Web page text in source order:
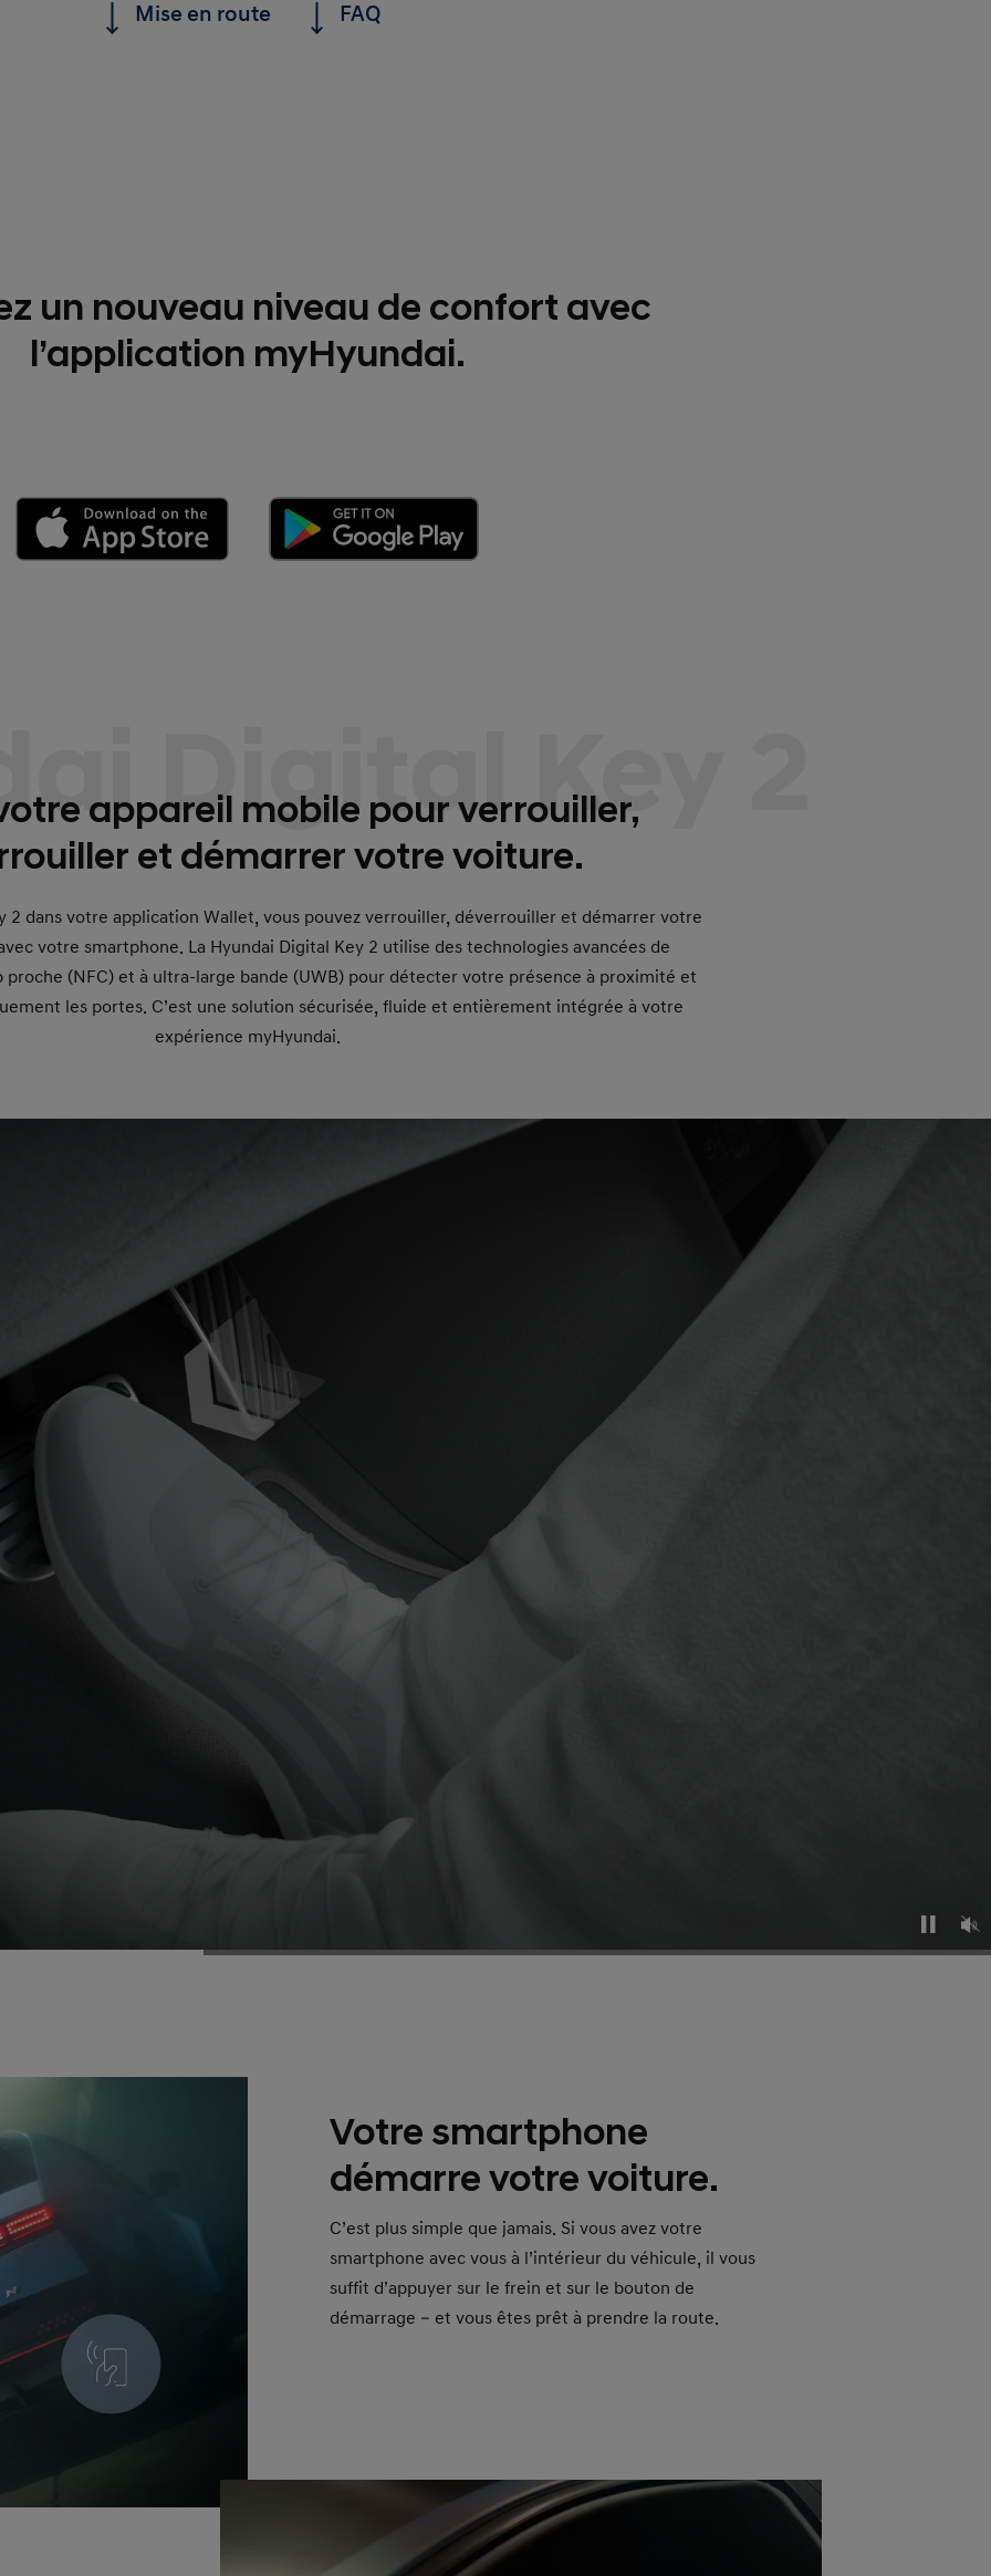
Mise en route
FAQ
un nouveau niveau de confort avec
l’application myHyundai.
Digital Key 2
appareil mobile pour verrouiller,
et démarrer votre voiture.
2 dans votre application Wallet, vous pouvez verrouiller, déverrouiller et démarrer votre
votre smartphone. La Hyundai Digital Key 2 utilise des technologies avancées de
(NFC) et à ultra-large bande (UWB) pour détecter votre présence à proximité et
les portes. C’est une solution sécurisée, fluide et entièrement intégrée à votre
expérience myHyundai.
Votre smartphone
démarre votre voiture.
C’est plus simple que jamais. Si vous avez votre
smartphone avec vous à l’intérieur du véhicule, il vous
suffit d’appuyer sur le frein et sur le bouton de
démarrage – et vous êtes prêt à prendre la route.